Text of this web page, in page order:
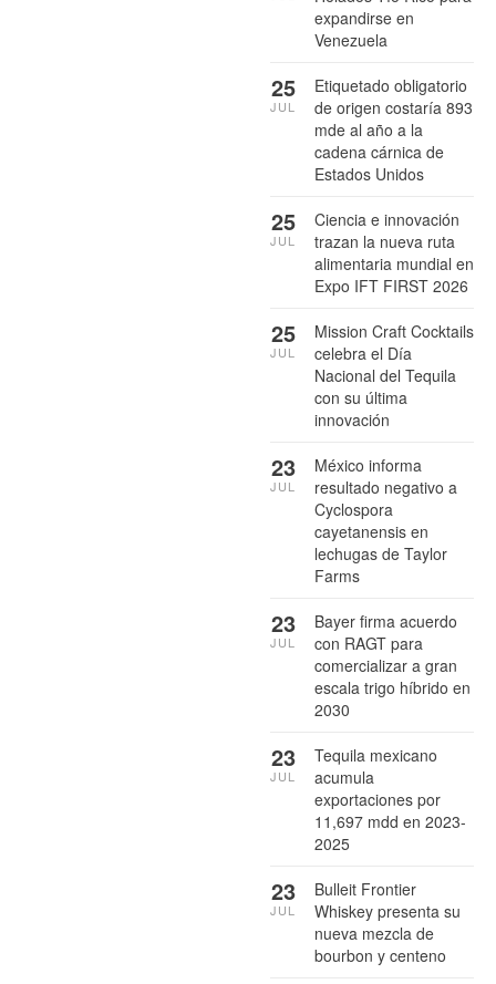
expandirse en
Venezuela
Etiquetado obligatorio
de origen costaría 893
mde al año a la
cadena cárnica de
Estados Unidos
25
JUL
Ciencia e innovación
trazan la nueva ruta
alimentaria mundial en
Expo IFT FIRST 2026
25
JUL
Mission Craft Cocktails
celebra el Día
Nacional del Tequila
con su última
innovación
25
JUL
México informa
resultado negativo a
Cyclospora
cayetanensis en
lechugas de Taylor
Farms
23
JUL
Bayer firma acuerdo
con RAGT para
comercializar a gran
escala trigo híbrido en
2030
23
JUL
Tequila mexicano
acumula
exportaciones por
11,697 mdd en 2023-
2025
23
JUL
Bulleit Frontier
Whiskey presenta su
nueva mezcla de
bourbon y centeno
23
JUL